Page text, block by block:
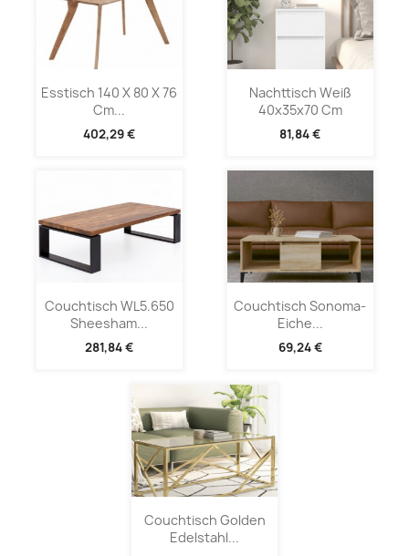
Esstisch 140 X 80 X 76
Cm...
402,29 €
Nachttisch Weiß
40x35x70 Cm
81,84 €
Couchtisch WL5.650
Sheesham...
281,84 €
Couchtisch Sonoma-
Eiche...
69,24 €
Couchtisch Golden
Edelstahl...